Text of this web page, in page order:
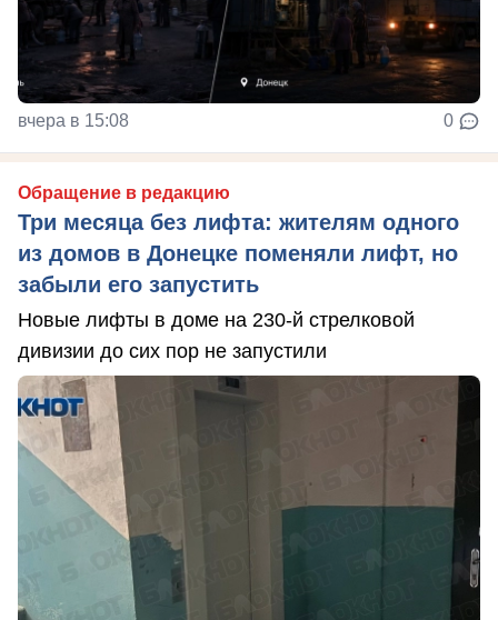
вчера в 15:08 0
Обращение в редакцию
Три месяца без лифта: жителям одного
из домов в Донецке поменяли лифт, но
забыли его запустить
Новые лифты в доме на 230-й стрелковой
дивизии до сих пор не запустили